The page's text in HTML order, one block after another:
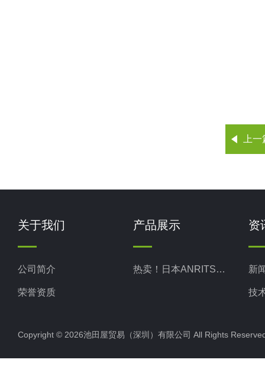
上
关于我们
公司简介
荣誉资质
产品展示
热卖！日本ANRITSU安立计器
资
新
技
Copyright © 2026池田屋贸易（深圳）有限公司 All Rights